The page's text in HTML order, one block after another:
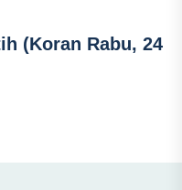
(Koran Rabu, 24